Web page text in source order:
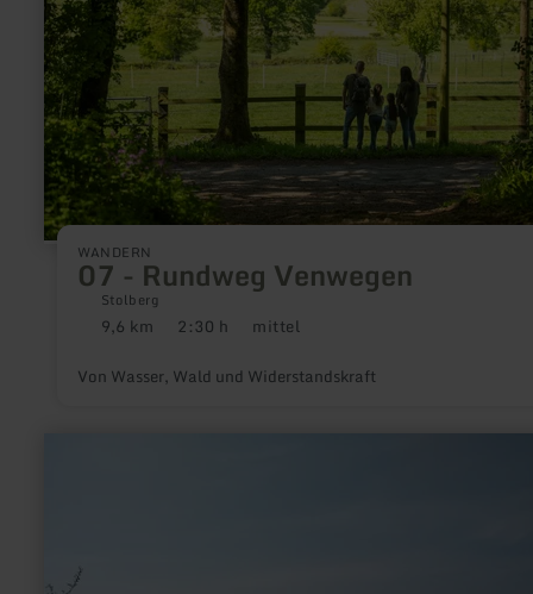
WANDERN
07 - Rundweg Venwegen
Stolberg
Distanz:
9,6 km Dauer:
2:30 h Anforderung:
mittel
Von Wasser, Wald und Widerstandskraft